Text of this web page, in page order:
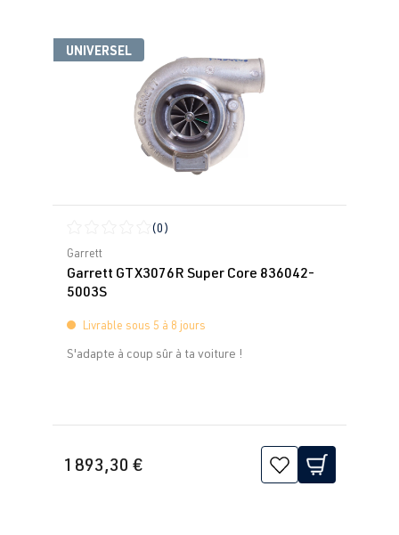
UNIVERSEL
Note moyenne de 0 sur 5 étoiles
(0)
Garrett
Garrett GTX3076R Super Core 836042-
5003S
Livrable sous 5 à 8 jours
S'adapte à coup sûr à ta voiture !
1 893,30 €